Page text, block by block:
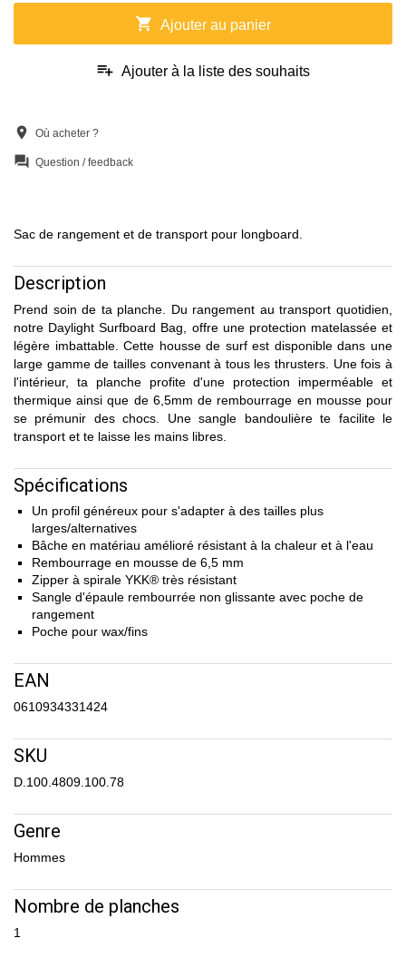
shopping_cart Ajouter au panier
playlist_add Ajouter à la liste des souhaits
location_on Où acheter ?
question_answer Question / feedback
Sac de rangement et de transport pour longboard.
Description
Prend soin de ta planche. Du rangement au transport quotidien,
notre Daylight Surfboard Bag, offre une protection matelassée et
légère imbattable. Cette housse de surf est disponible dans une
large gamme de tailles convenant à tous les thrusters. Une fois à
l'intérieur, ta planche profite d'une protection imperméable et
thermique ainsi que de 6,5mm de rembourrage en mousse pour
se prémunir des chocs. Une sangle bandoulière te facilite le
transport et te laisse les mains libres.
Spécifications
Un profil généreux pour s'adapter à des tailles plus
larges/alternatives
Bâche en matériau amélioré résistant à la chaleur et à l'eau
Rembourrage en mousse de 6,5 mm
Zipper à spirale YKK® très résistant
Sangle d'épaule rembourrée non glissante avec poche de
rangement
Poche pour wax/fins
EAN
0610934331424
SKU
D.100.4809.100.78
Genre
Hommes
Nombre de planches
1